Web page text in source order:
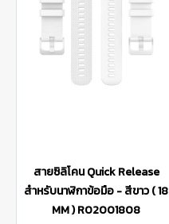
สายซิลิโคน Quick Release
สำหรับนาฬิกาข้อมือ - สีขาว ( 18
MM ) R02001808